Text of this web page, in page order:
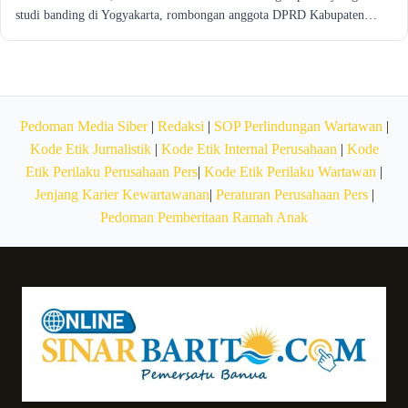
studi banding di Yogyakarta, rombongan anggota DPRD Kabupaten…
Pedoman Media Siber| Redaksi | SOP Perlindungan Wartawan |
Kode Etik Jurnalistik| Kode Etik Internal Perusahaan | Kode
Etik Perilaku Perusahaan Pers| Kode Etik Perilaku Wartawan |
Jenjang Karier Kewartawanan| Peraturan Perusahaan Pers|
Pedoman Pemberitaan Ramah Anak